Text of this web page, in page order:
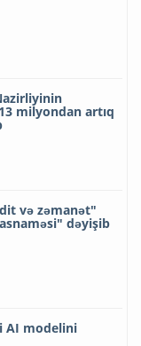
milyondan artıq
və zəmanət"
dəyişib
AI modelini